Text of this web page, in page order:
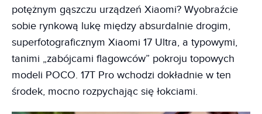
potężnym gąszczu urządzeń Xiaomi? Wyobraźcie
sobie rynkową lukę między absurdalnie drogim,
superfotograficznym Xiaomi 17 Ultra, a typowymi,
tanimi „zabójcami flagowców” pokroju topowych
modeli POCO. 17T Pro wchodzi dokładnie w ten
środek, mocno rozpychając się łokciami.